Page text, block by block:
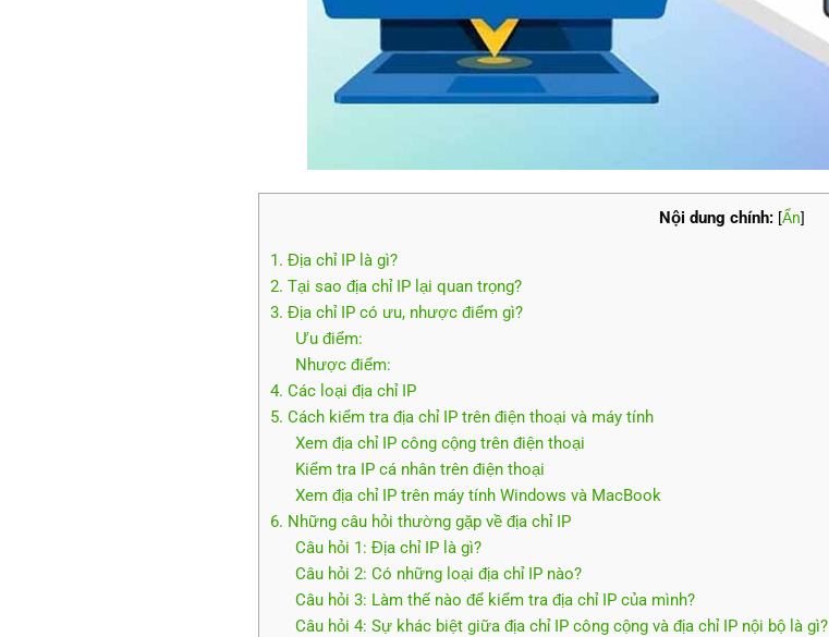
Nội dung chính: [Ẩn]
1. Địa chỉ IP là gì?
2. Tại sao địa chỉ IP lại quan trọng?
3. Địa chỉ IP có ưu, nhược điểm gì?
Ưu điểm:
Nhược điểm:
4. Các loại địa chỉ IP
5. Cách kiểm tra địa chỉ IP trên điện thoại và máy tính
Xem địa chỉ IP công cộng trên điện thoại
Kiểm tra IP cá nhân trên điện thoại
Xem địa chỉ IP trên máy tính Windows và MacBook
6. Những câu hỏi thường gặp về địa chỉ IP
Câu hỏi 1: Địa chỉ IP là gì?
Câu hỏi 2: Có những loại địa chỉ IP nào?
Câu hỏi 3: Làm thế nào để kiểm tra địa chỉ IP của mình?
Câu hỏi 4: Sự khác biệt giữa địa chỉ IP công cộng và địa chỉ IP nội bộ là gì?